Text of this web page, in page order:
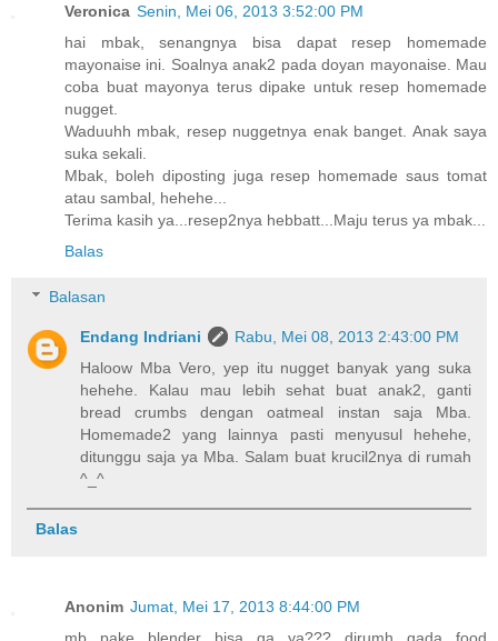
Veronica Senin, Mei 06, 2013 3:52:00 PM
hai mbak, senangnya bisa dapat resep homemade
mayonaise ini. Soalnya anak2 pada doyan mayonaise. Mau
coba buat mayonya terus dipake untuk resep homemade
nugget.
Waduuhh mbak, resep nuggetnya enak banget. Anak saya
suka sekali.
Mbak, boleh diposting juga resep homemade saus tomat
atau sambal, hehehe...
Terima kasih ya...resep2nya hebbatt...Maju terus ya mbak...
Balas
Balasan
Endang Indriani
Rabu, Mei 08, 2013 2:43:00 PM
Haloow Mba Vero, yep itu nugget banyak yang suka
hehehe. Kalau mau lebih sehat buat anak2, ganti
bread crumbs dengan oatmeal instan saja Mba.
Homemade2 yang lainnya pasti menyusul hehehe,
ditunggu saja ya Mba. Salam buat krucil2nya di rumah
^_^
Balas
Anonim Jumat, Mei 17, 2013 8:44:00 PM